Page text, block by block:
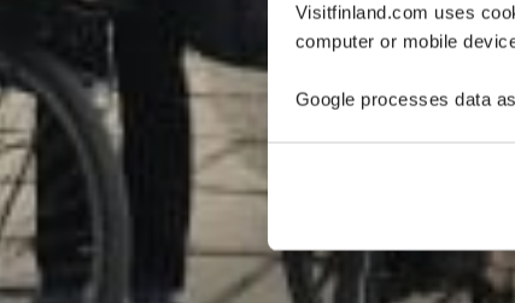
Visitfinland.com uses
computer or mobile
Google processes data